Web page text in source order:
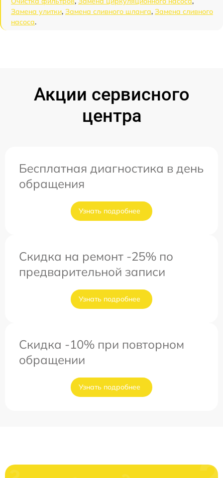
Замена улитки, Замена сливного шланга, Замена сливного
насоса.
Акции сервисного
центра
Бесплатная диагностика в день
обращения
Узнать подробнее
Скидка на ремонт -25% по
предварительной записи
Узнать подробнее
Скидка -10% при повторном
обращении
Узнать подробнее